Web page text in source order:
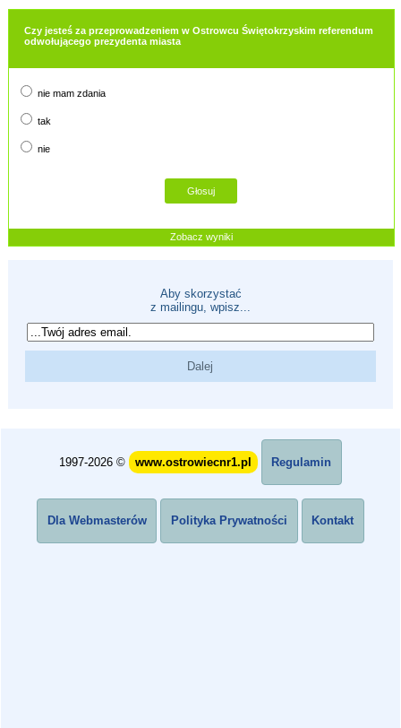
Czy jesteś za przeprowadzeniem w Ostrowcu Świętokrzyskim referendum
odwołującego prezydenta miasta
nie mam zdania
tak
nie
Zobacz wyniki
Aby skorzystać
z mailingu, wpisz...
1997-2026 © www.ostrowiecnr1.pl Regulamin
Dla Webmasterów Polityka Prywatności Kontakt